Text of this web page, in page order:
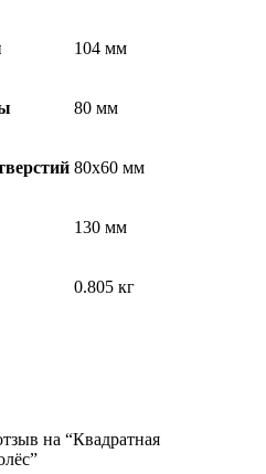
104 мм
80 мм
80х60 мм
130 мм
0.805 кг
на “Квадратная